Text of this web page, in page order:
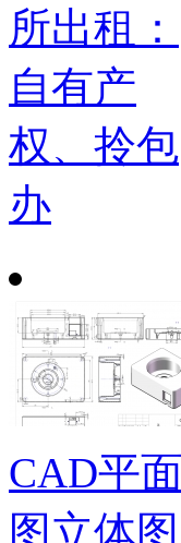
所出租：
自有产
权、拎包
办
CAD平面
图立体图